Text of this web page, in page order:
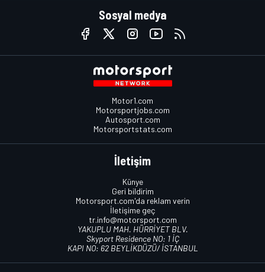
Sosyal medya
Motor1.com
Motorsportjobs.com
Autosport.com
Motorsportstats.com
İletişim
Künye
Geri bildirim
Motorsport.com'da reklam verin
İletişime geç
tr.info@motorsport.com
YAKUPLU MAH. HÜRRİYET BLV.
Skyport Residence NO: 1 İÇ
KAPI NO: 62 BEYLİKDÜZÜ/ İSTANBUL